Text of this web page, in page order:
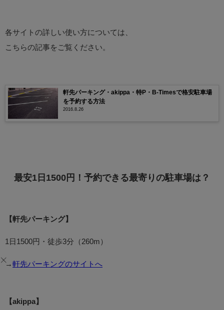
各サイトの詳しい使い方については、
こちらの記事をご覧ください。
軒先パーキング・akippa・特P・B-Timesで格安駐車場
を予約する方法
2016.8.26
最安1日1500円！予約できる最寄りの駐車場は？
【軒先パーキング】
1日1500円・徒歩3分（260m）
→ 軒先パーキングのサイトへ
【akippa】